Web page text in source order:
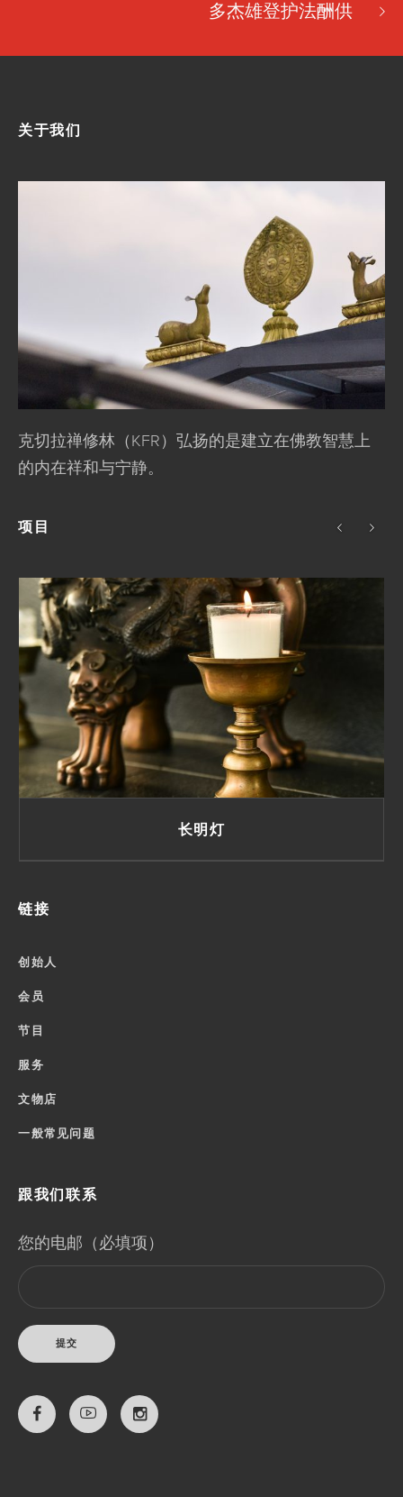
多杰雄登护法酬供
关于我们
克切拉禅修林（KFR）弘扬的是建立在佛教智慧上
的内在祥和与宁静。
项目
长明灯
链接
创始人
会员
节目
服务
文物店
一般常见问题
跟我们联系
您的电邮（必填项）